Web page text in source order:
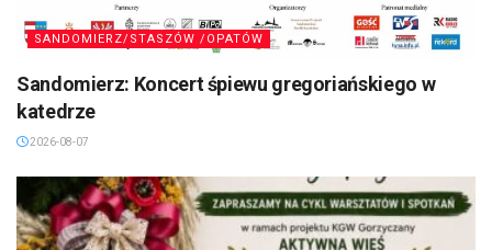
SANDOMIERZ/STASZÓW /OPATÓW
Sandomierz: Koncert śpiewu gregoriańskiego w
katedrze
2026-08-07